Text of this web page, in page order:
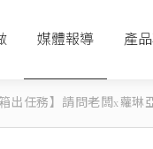
媒體報導 產
箱出任務】請問老闆x蘿